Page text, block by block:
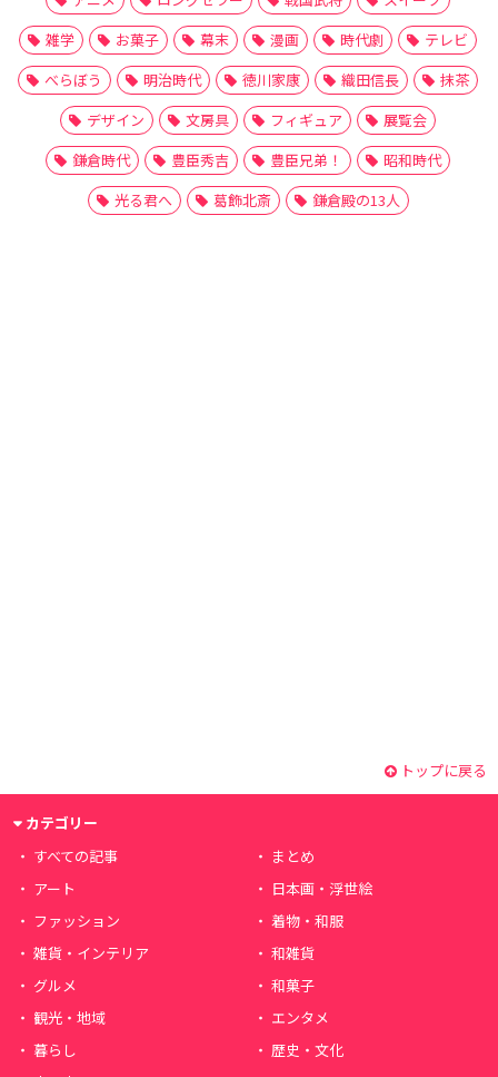
雑学
お菓子 幕末 漫画 時代劇
テレビ
べらぼう
明治時代 徳川家康 織田信長
抹茶
デザイン
文房具 フィギュア
展覧会
鎌倉時代
豊臣秀吉 豊臣兄弟！
昭和時代
光る君へ
葛飾北斎 鎌倉殿の13人
トップに戻る
カテゴリー
すべての記事
まとめ
アート
日本画・浮世絵
ファッション
着物・和服
雑貨・インテリア
和雑貨
グルメ
和菓子
観光・地域
エンタメ
暮らし
歴史・文化